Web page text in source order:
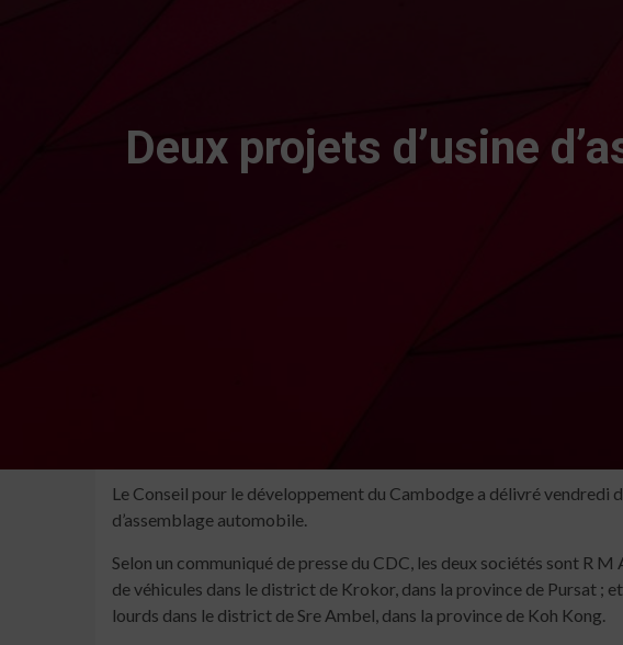
Deux projets d’usine
Le Conseil pour le développement du Cambodge a délivré
d’assemblage automobile.
Selon un communiqué de presse du CDC, les deux sociétés sont R
de véhicules dans le district de Krokor, dans la province de Pursat ;
lourds dans le district de Sre Ambel, dans la province de Koh Kong.